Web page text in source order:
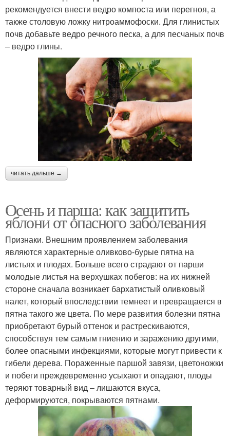
рекомендуется внести ведро компоста или перегноя, а
также столовую ложку нитроаммофоски. Для глинистых
почв добавьте ведро речного песка, а для песчаных почв
– ведро глины.
читать дальше →
Осень и парша: как защитить
яблони от опасного заболевания
Признаки. Внешним проявлением заболевания
являются характерные оливково-бурые пятна на
листьях и плодах. Больше всего страдают от парши
молодые листья на верхушках побегов: на их нижней
стороне сначала возникает бархатистый оливковый
налет, который впоследствии темнеет и превращается в
пятна такого же цвета. По мере развития болезни пятна
приобретают бурый оттенок и растрескиваются,
способствуя тем самым гниению и заражению другими,
более опасными инфекциями, которые могут привести к
гибели дерева. Пораженные паршой завязи, цветоножки
и побеги преждевременно усыхают и опадают, плоды
теряют товарный вид – лишаются вкуса,
деформируются, покрываются пятнами.